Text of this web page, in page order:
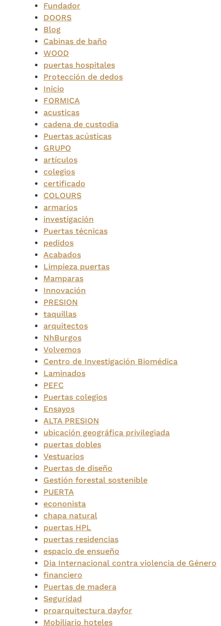
Fundador
DOORS
Blog
Cabinas de baño
WOOD
puertas hospitales
Protección de dedos
Inicio
FORMICA
acusticas
cadena de custodia
Puertas acústicas
GRUPO
artículos
colegios
certificado
COLOURS
armarios
investigación
Puertas técnicas
pedidos
Acabados
Limpieza puertas
Mamparas
Innovación
PRESION
taquillas
arquitectos
NhBurgos
Volvemos
Centro de Investigación Biomédica
Laminados
PEFC
Puertas colegios
Ensayos
ALTA PRESION
ubicación geográfica privilegiada
puertas dobles
Vestuarios
Puertas de diseño
Gestión forestal sostenible
PUERTA
econonista
chapa natural
puertas HPL
puertas residencias
espacio de ensueño
Dia Internacional contra violencia de Género
financiero
Puertas de madera
Seguridad
proarquitectura dayfor
Mobiliario hoteles